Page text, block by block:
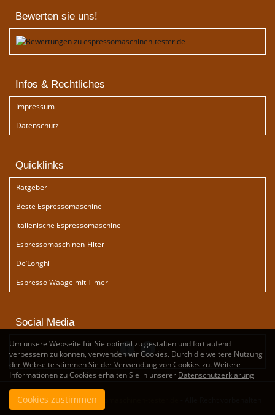
Bewerten sie uns!
Infos & Rechtliches
Impressum
Datenschutz
Quicklinks
Ratgeber
Beste Espressomaschine
Italienische Espressomaschine
Espressomaschinen-Filter
De’Longhi
Espresso Waage mit Timer
Social Media
Copyright bywww.espressomaschinen-tester.de
Um unsere Webseite für Sie optimal zu gestalten und fortlaufend
verbessern zu können, verwenden wir Cookies. Durch die weitere Nutzung
der Webseite stimmen Sie der Verwendung von Cookies zu. Weitere
Informationen zu Cookies erhalten Sie in unserer Datenschutzerklärung
Cookies zustimmen